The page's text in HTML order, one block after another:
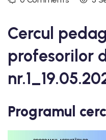
Cercul
profesorilor
Programul